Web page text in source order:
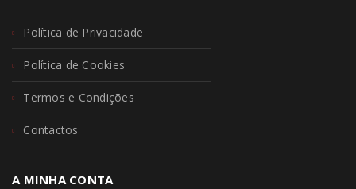
Política de Privacidade
Política de Cookies
Termos e Condições
Contactos
A MINHA CONTA